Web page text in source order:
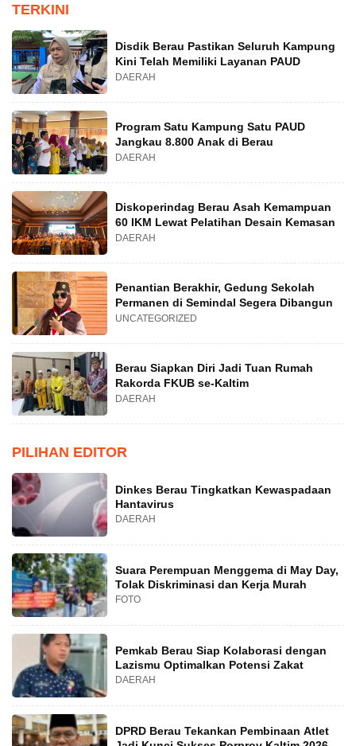
TERKINI
Disdik Berau Pastikan Seluruh Kampung
Kini Telah Memiliki Layanan PAUD
DAERAH
Program Satu Kampung Satu PAUD
Jangkau 8.800 Anak di Berau
DAERAH
Diskoperindag Berau Asah Kemampuan
60 IKM Lewat Pelatihan Desain Kemasan
DAERAH
Penantian Berakhir, Gedung Sekolah
Permanen di Semindal Segera Dibangun
UNCATEGORIZED
Berau Siapkan Diri Jadi Tuan Rumah
Rakorda FKUB se-Kaltim
DAERAH
PILIHAN EDITOR
Dinkes Berau Tingkatkan Kewaspadaan
Hantavirus
DAERAH
Suara Perempuan Menggema di May Day,
Tolak Diskriminasi dan Kerja Murah
FOTO
Pemkab Berau Siap Kolaborasi dengan
Lazismu Optimalkan Potensi Zakat
DAERAH
DPRD Berau Tekankan Pembinaan Atlet